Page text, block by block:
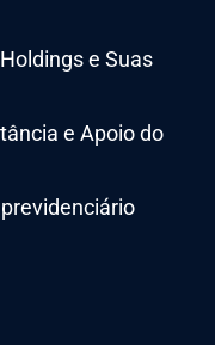
e Suas
e Apoio do